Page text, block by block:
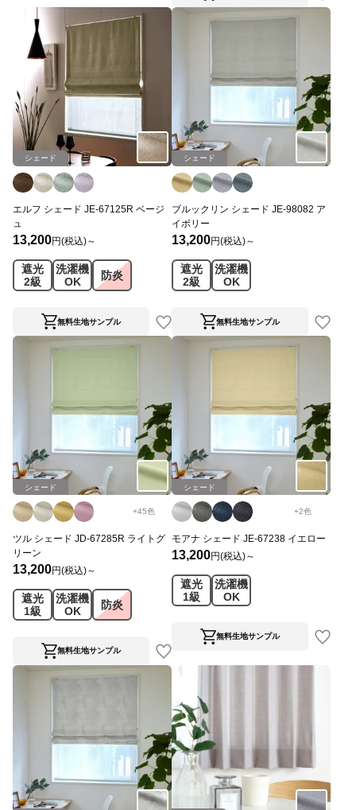
シェード
エルフ シェード JE-67125R ベージ
ュ
13,200円(税込)～
遮光
2級
洗濯機
OK
防炎
無料生地サンプル
シェード
ブルックリン シェード JE-98082 ア
イボリー
13,200円(税込)～
遮光
2級
洗濯機
OK
無料生地サンプル
シェード
+45色
ツル シェード JD-67285R ライトグ
リーン
13,200円(税込)～
遮光
1級
洗濯機
OK
防炎
無料生地サンプル
シェード
+2色
モアナ シェード JE-67238 イエロー
13,200円(税込)～
遮光
1級
洗濯機
OK
無料生地サンプル